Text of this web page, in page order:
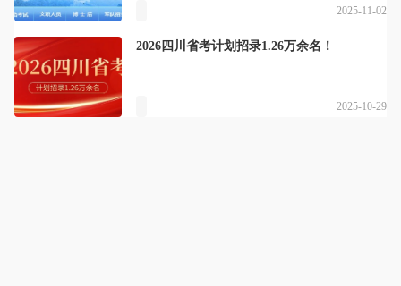
2025-11-02
2026四川省考计划招录1.26万余名！
2025-10-29